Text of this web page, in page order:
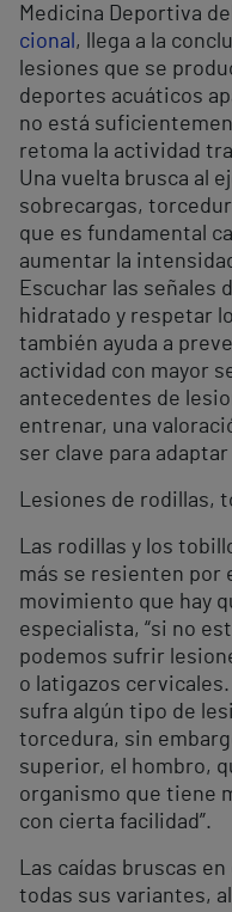
Medicina Deportiva del
cional , llega a la
lesiones que se
deportes acuáticos
no está
retoma la actividad
Una vuelta brusca al
sobrecargas,
que es fundamental
aumentar la
Escuchar las señales
hidratado y respetar
también ayuda a
actividad con mayor
antecedentes de
entrenar, una
ser clave para
Lesiones de rodillas,
Las rodillas y los
más se resienten por
movimiento que hay
especialista, “si no
podemos sufrir
o latigazos
sufra algún tipo de
torcedura, sin
superior, el hombro,
organismo que tiene
con cierta facilidad”.
Las caídas bruscas
todas sus variantes,